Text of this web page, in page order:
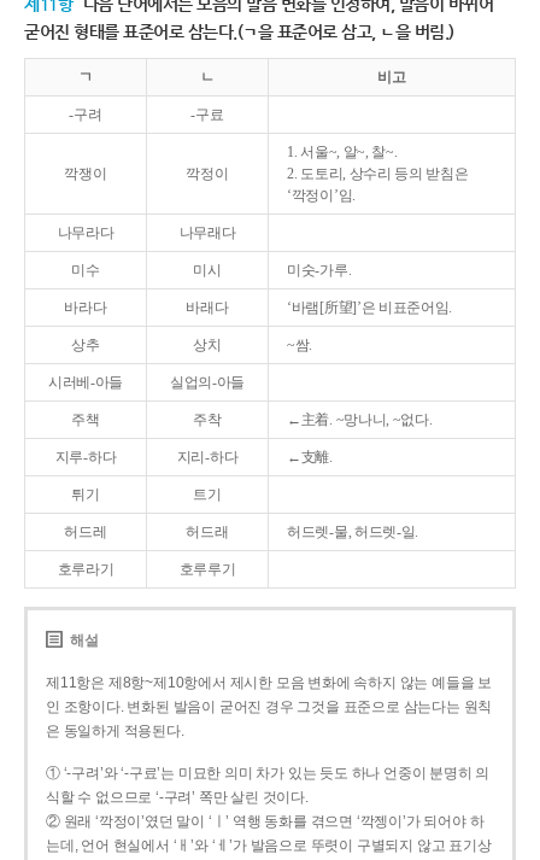
굳어진 형태를 표준어로 삼는다.(ㄱ을 표준어로 삼고, ㄴ을 버림.)
ㄱ ㄴ 비고
-구려 -구료
깍쟁이 깍정이
1. 서울~, 알~, 찰~.
2. 도토리, 상수리 등의 받침은
‘깍정이’임.
나무라다 나무래다
미수 미시 미숫-가루.
바라다 바래다 ‘바램[所望]’은 비표준어임.
상추 상치 ~쌈.
시러베-아들 실업의-아들
주책 주착 ←主着. ~망나니, ~없다.
지루-하다 지리-하다 ←支離.
튀기 트기
허드레 허드래 허드렛-물, 허드렛-일.
호루라기 호루루기
해설
제11항은 제8항~제10항에서 제시한 모음 변화에 속하지 않는 예들을 보
인 조항이다. 변화된 발음이 굳어진 경우 그것을 표준으로 삼는다는 원칙
은 동일하게 적용된다.
① ‘-구려’와 ‘-구료’는 미묘한 의미 차가 있는 듯도 하나 언중이 분명히 의
식할 수 없으므로 ‘-구려’ 쪽만 살린 것이다.
② 원래 ‘깍정이’였던 말이 ‘ㅣ’ 역행 동화를 겪으면 ‘깍젱이’가 되어야 하
는데, 언어 현실에서 ‘ㅐ’와 ‘ㅔ’가 발음으로 뚜렷이 구별되지 않고 표기상